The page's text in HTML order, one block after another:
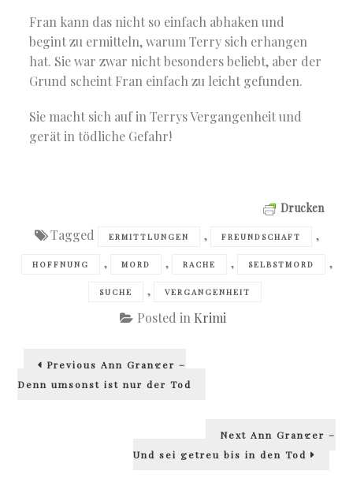
Fran kann das nicht so einfach abhaken und
begint zu ermitteln, warum Terry sich erhangen
hat. Sie war zwar nicht besonders beliebt, aber der
Grund scheint Fran einfach zu leicht gefunden.
Sie macht sich auf in Terrys Vergangenheit und
gerät in tödliche Gefahr!
Drucken
Tagged ERMITTLUNGEN , FREUNDSCHAFT ,
HOFFNUNG , MORD , RACHE , SELBSTMORD ,
SUCHE , VERGANGENHEIT
Posted in Krimi
Beitragsnavigation
Previous
Previous
Ann Granger –
Denn umsonst ist nur der Tod
Next Next
Ann Granger –
Und sei getreu bis in den Tod